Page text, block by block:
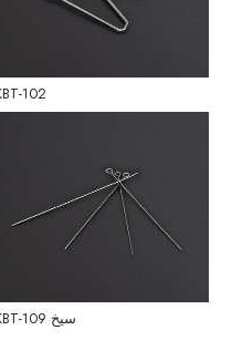
102
سيخ KBT-109